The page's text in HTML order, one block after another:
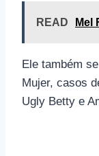
READ Mel
Ele também
Mujer, casos
Ugly Betty e